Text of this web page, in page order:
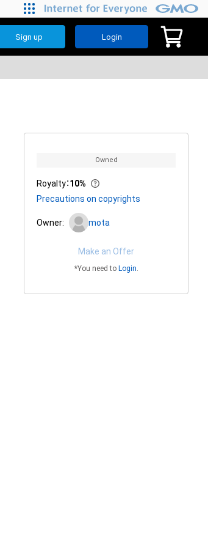
Sign up Login
Owned
Royalty：10%
Precautions on copyrights
Owner: mota
Make an Offer
*You need to Login.